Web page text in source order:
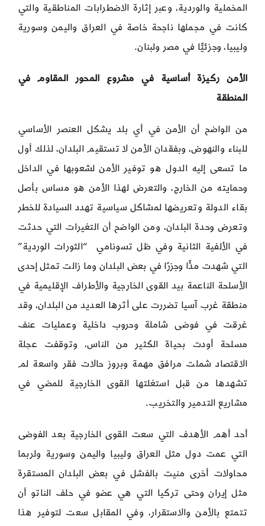
المخملية والوردية، وعبر إثارة الاضطرابات المناطقية والتي
كانت في مجملها ناجحة خاصة في العراق واليمن وسورية
وليبيا، وجزئيًّا في مصر ولبنان.
الأمن ركيزة أساسية في مشروع المحور المقاوم في
المنطقة
من الواضح أن الأمن في أي بلد يشكل العنصر الأساسي
للبناء والنهوض، وبفقدان الأمن لا تستقيم البلدان، لذلك أول
ما تسعى إليه الدول هو توفير الأمن لشعوبها في الداخل
وحمايته من الخارج، والتعرض لهذا الأمن هو مساس بأصل
بقاء الدولة وتعريضها لمشاكل سياسية تهدد السيادة للخطر
وتعرض وحدة البلدان، ومن الواضح أن التغيرات التي حدثت
في الألفية الثانية وفي ظل تسونامي “الثورات الوردية”
التي شهدت مدًّا وجزرًا في بعض البلدان وما زالت تمثل إحدى
الأسلحة الناعمة بيد القوى الخارجية والأطراف الإقليمية في
منطقة غرب آسيا تضررت على أثرها العديد من البلدان، وقد
غرقت في فوضى شاملة وحروب داخلية وعمليات عنف
مسلحة أودت بحياة الكثير من الناس، وتوقفت عجلة
الاقتصاد شملت مرافق مهمة وبروز حالات فقر واسعة لم
تشهدها من قبل استغلتها القوى الخارجية للمضي في
مشاريع التدمير والتخريب.
أحد أهم الأهدف التي سعت القوى الخارجية بعد الفوضى
التي عمت دول مثل العراق وليبيا واليمن وسورية ولربما
محاولات أخرى منيت بالفشل في بعض البلدان المستقرة
مثل إيران وحتى تركيا التي هي عضو في حلف الناتو أن
تتمتع بالأمن والاستقرار، وفي المقابل سعت لتوفير هذا